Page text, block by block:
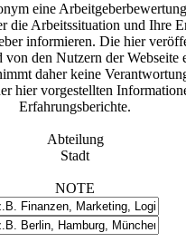
eine
die Arbeitssituation und Ihre
informieren. Die hier
den Nutzern der Webseite
daher keine
hier vorgestellten
Erfahrungsberichte.
Abteilung
Stadt
NOTE